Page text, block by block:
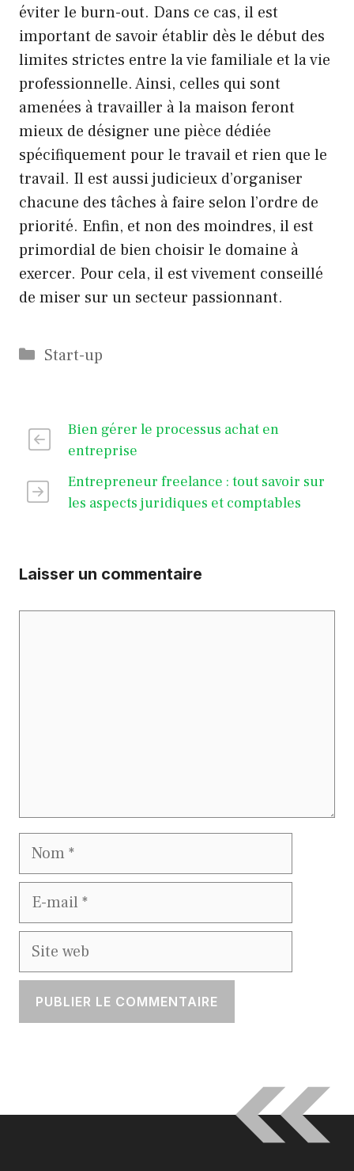
éviter le burn-out. Dans ce cas, il est
important de savoir établir dès le début des
limites strictes entre la vie familiale et la vie
professionnelle. Ainsi, celles qui sont
amenées à travailler à la maison feront
mieux de désigner une pièce dédiée
spécifiquement pour le travail et rien que le
travail. Il est aussi judicieux d’organiser
chacune des tâches à faire selon l’ordre de
priorité. Enfin, et non des moindres, il est
primordial de bien choisir le domaine à
exercer. Pour cela, il est vivement conseillé
de miser sur un secteur passionnant.
Catégories
Start-up
Bien gérer le processus achat en
entreprise
Entrepreneur freelance : tout savoir sur
les aspects juridiques et comptables
Laisser un commentaire
Nom
E-
Site